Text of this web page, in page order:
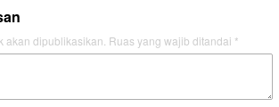
akan dipublikasikan. Ruas yang wajib ditandai *